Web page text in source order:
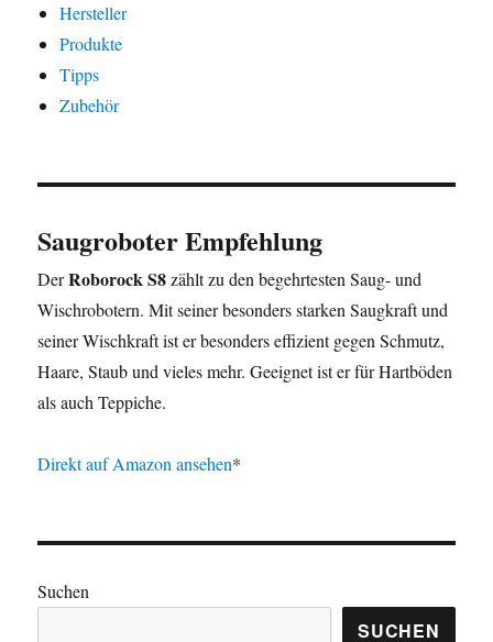
Hersteller
Produkte
Tipps
Zubehör
Saugroboter Empfehlung
DerRoborock S8zählt zu den begehrtesten Saug- und
Wischrobotern. Mit seiner besonders starken Saugkraft und
seiner Wischkraft ist er besonders effizient gegen Schmutz,
Haare, Staub und vieles mehr. Geeignet ist er für Hartböden
als auch Teppiche.
Direkt auf Amazon ansehen*
Suchen
SUCHEN